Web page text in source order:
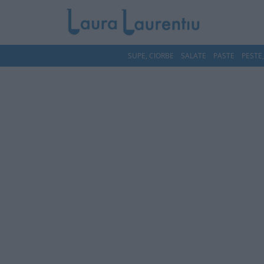
SUPE, CIORBE SALATE PASTE